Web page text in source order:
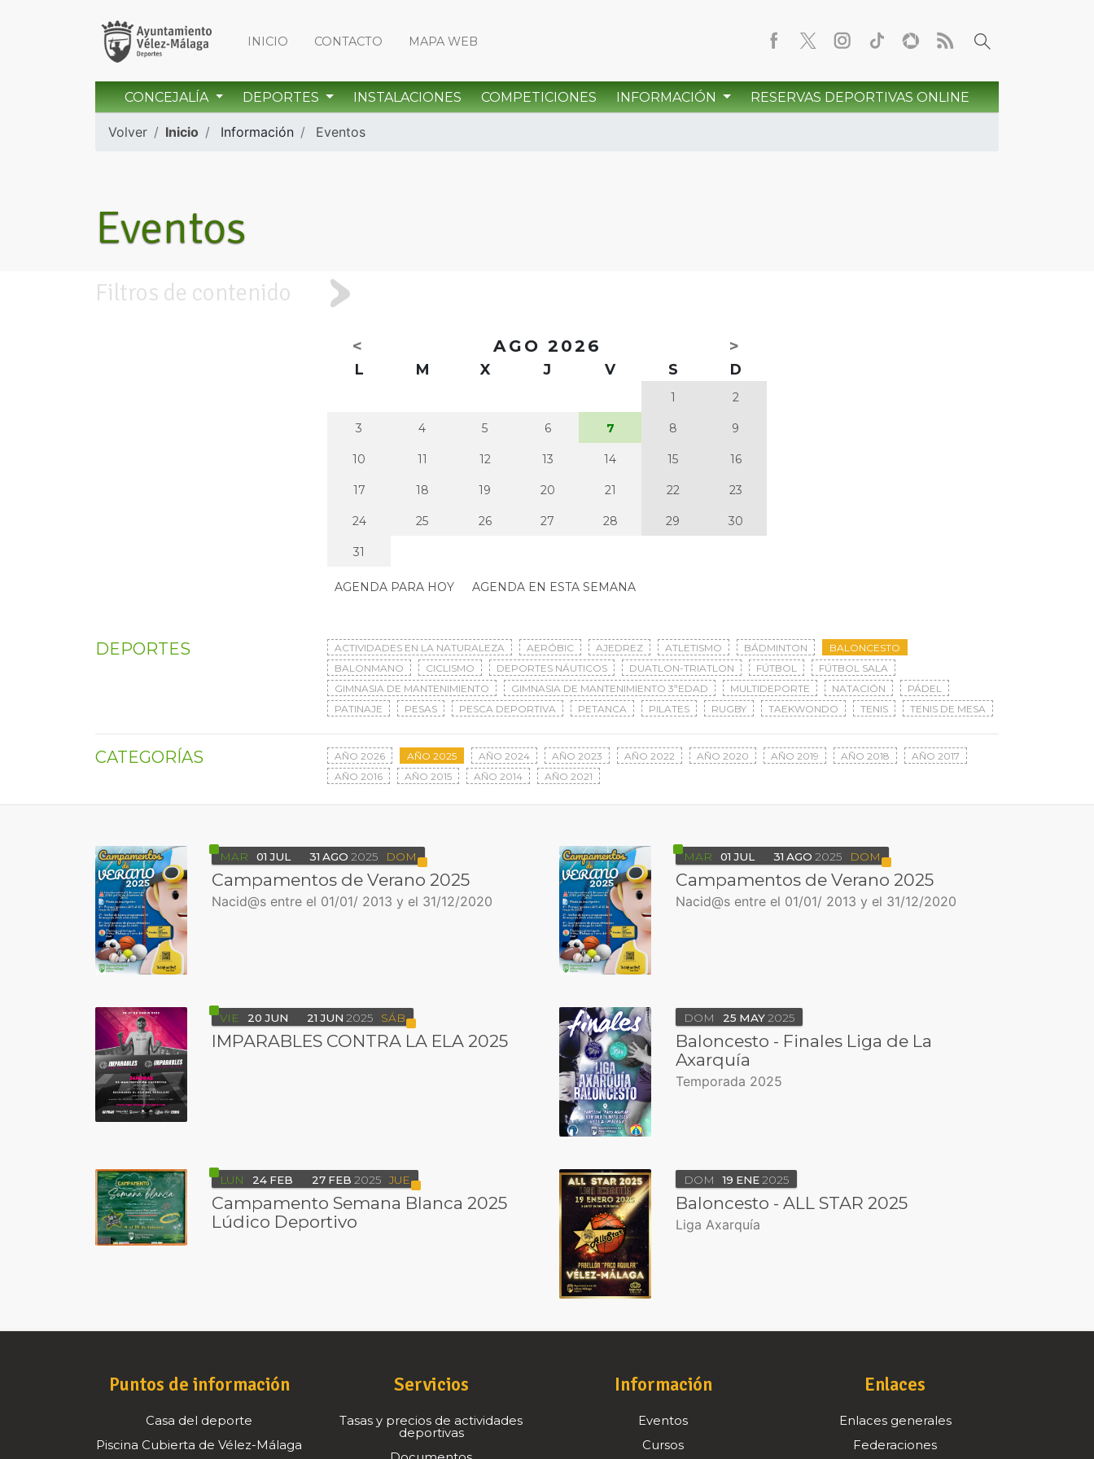
INICIO CONTACTO MAPA WEB
CONCEJALÍA DEPORTES INSTALACIONES COMPETICIONES INFORMACIÓN RESERVAS DEPORTIVAS ONLINE
Volver Inicio Información Eventos
Eventos
Filtros de contenido
< AGO 2026 >
L M X J V S D
1 2
3 4 5 6 7 8 9
10 11 12 13 14 15 16
17 18 19 20 21 22 23
24 25 26 27 28 29 30
31
AGENDA PARA HOY AGENDA EN ESTA SEMANA
DEPORTES ACTIVIDADES EN LA NATURALEZA AERÓBIC AJEDREZ ATLETISMO BÁDMINTON
BALONCESTO
BALONMANO
CICLISMO DEPORTES NÁUTICOS DUATLON-TRIATLON FÚTBOL
FÚTBOL SALA
GIMNASIA DE MANTENIMIENTO
GIMNASIA DE MANTENIMIENTO 3ªEDAD MULTIDEPORTE NATACIÓN
PÁDEL
PATINAJE
PESAS PESCA DEPORTIVA PETANCA PILATES RUGBY TAEKWONDO TENIS TENIS DE MESA
CATEGORÍAS AÑO 2026 AÑO 2025 AÑO 2024 AÑO 2023 AÑO 2022 AÑO 2020 AÑO 2019 AÑO 2018
AÑO 2017
AÑO 2016
AÑO 2015 AÑO 2014 AÑO 2021
MAR 01 JUL 31 AGO 2025 DOM
Campamentos de Verano 2025
Nacid@s entre el 01/01/ 2013 y el 31/12/2020
MAR 01 JUL 31 AGO 2025 DOM
Campamentos de Verano 2025
Nacid@s entre el 01/01/ 2013 y el 31/12/2020
VIE 20 JUN 21 JUN 2025 SÁB
IMPARABLES CONTRA LA ELA 2025
DOM 25 MAY 2025
Baloncesto - Finales Liga de La
Axarquía
Temporada 2025
LUN 24 FEB 27 FEB 2025 JUE
Campamento Semana Blanca 2025
Lúdico Deportivo
DOM 19 ENE 2025
Baloncesto - ALL STAR 2025
Liga Axarquía
Puntos de información
Casa del deporte
Piscina Cubierta de Vélez-Málaga
Servicios
Tasas y precios de actividades
deportivas
Información
Eventos
Cursos
Enlaces
Enlaces generales
Federaciones